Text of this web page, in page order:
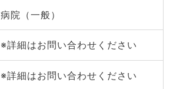
病院（一般）
※詳細はお問い合わせください
※詳細はお問い合わせください